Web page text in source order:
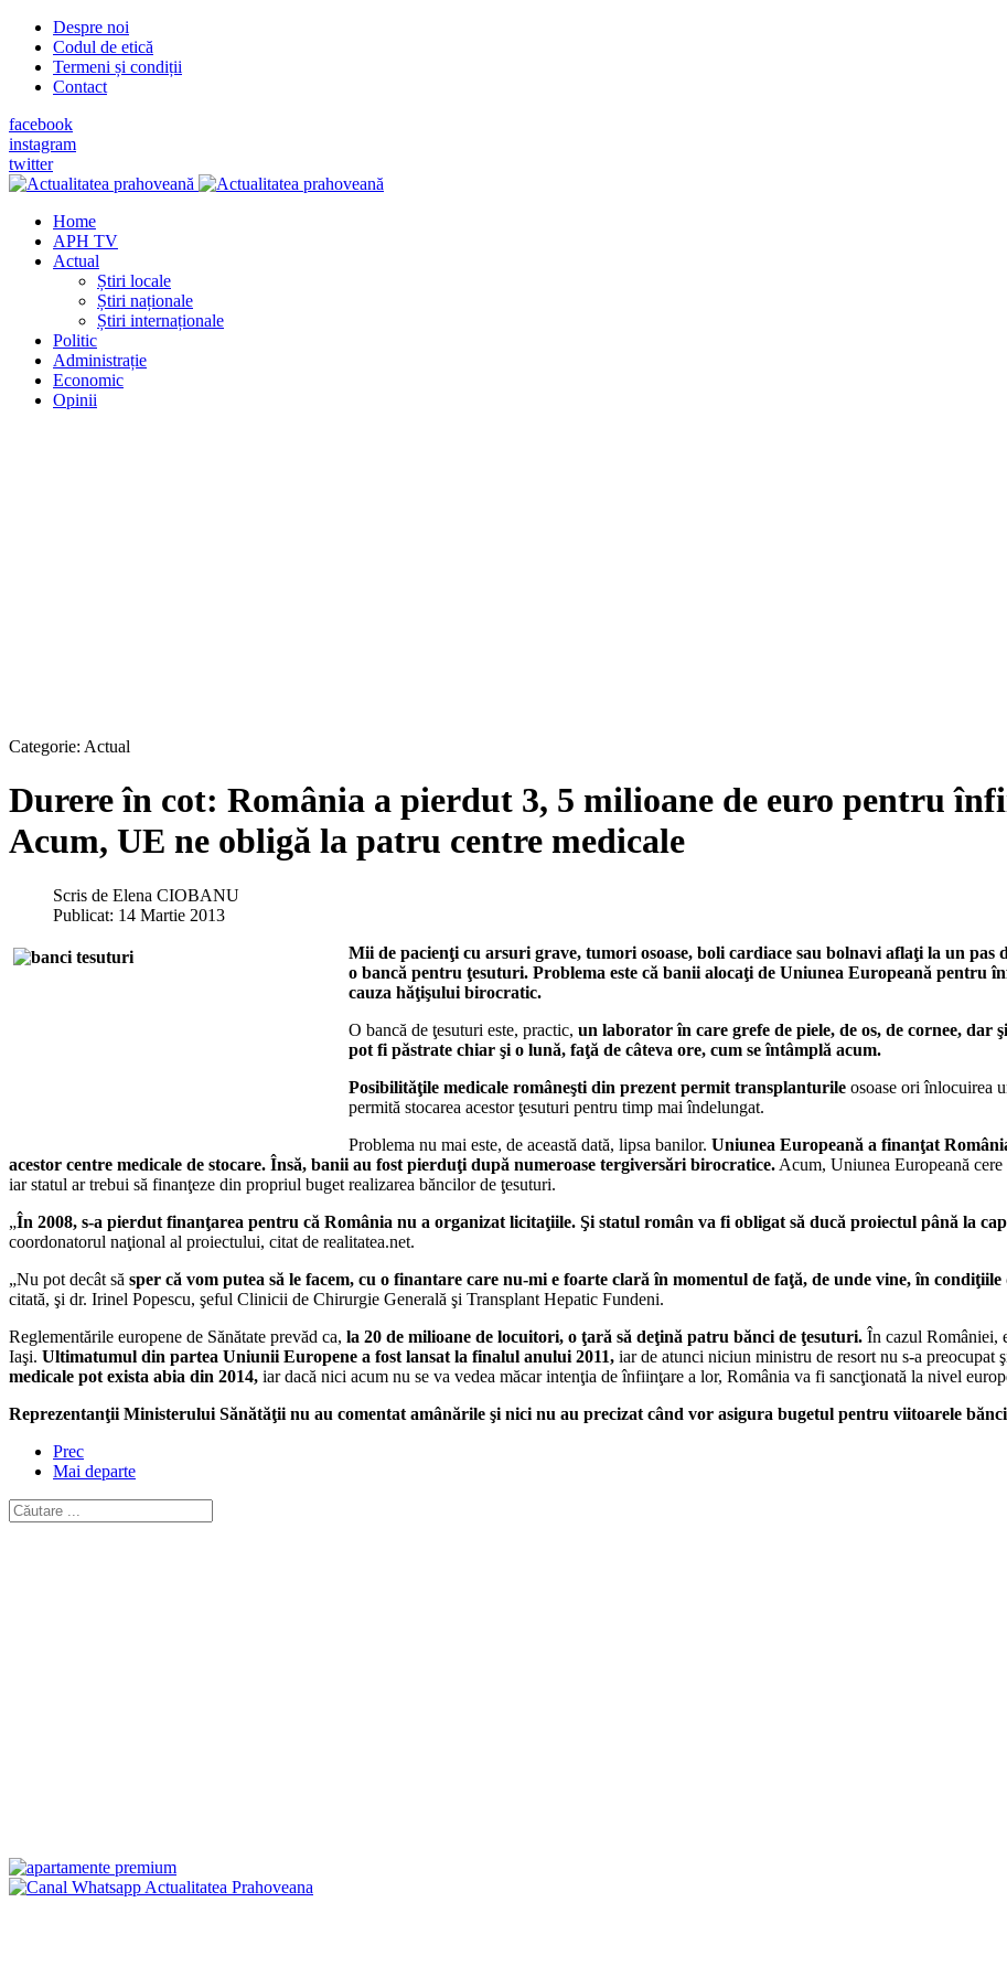
Despre noi
Codul de etică
Termeni și condiții
Contact
facebook
instagram
twitter
Home
APH TV
Actual
Știri locale
Știri naționale
Știri internaționale
Politic
Administrație
Economic
Opinii
Categorie: Actual
Durere în cot: România a pierdut 3, 5 milioane de euro pentru
Acum, UE ne obligă la patru centre medicale
Scris de Elena CIOBANU
Publicat: 14 Martie 2013
Mii de pacienţi cu arsuri grave, tumori osoase, boli cardiace sau bolnavi aflaţi la un
o bancă pentru ţesuturi. Problema este că banii alocaţi de Uniunea Europeană pentru
cauza hăţişului birocratic.
O bancă de ţesuturi este, practic, un laborator în care grefe de piele, de os, de cornee, dar
pot fi păstrate chiar şi o lună, faţă de câteva ore, cum se întâmplă acum.
Posibilităţile medicale româneşti din prezent permit transplanturile osoase ori înlocuirea
permită stocarea acestor ţesuturi pentru timp mai îndelungat.
Problema nu mai este, de această dată, lipsa banilor. Uniunea Europeană a finanţat
acestor centre medicale de stocare. Însă, banii au fost pierduţi după numeroase tergiversări birocratice. Acum, Uniunea Europeană
iar statul ar trebui să finanţeze din propriul buget realizarea băncilor de ţesuturi.
„În 2008, s-a pierdut finanţarea pentru că România nu a organizat licitaţiile. Şi statul român va fi obligat să ducă proiectul până la
coordonatorul naţional al proiectului, citat de realitatea.net.
„Nu pot decât să sper că vom putea să le facem, cu o finantare care nu-mi e foarte clară în momentul de faţă, de unde vine, în
citată, şi dr. Irinel Popescu, şeful Clinicii de Chirurgie Generală şi Transplant Hepatic Fundeni.
Reglementările europene de Sănătate prevăd ca, la 20 de milioane de locuitori, o ţară să deţină patru bănci de ţesuturi. În cazul României,
Iaşi. Ultimatumul din partea Uniunii Europene a fost lansat la finalul anului 2011, iar de atunci niciun ministru de resort nu s-a preocupat
medicale pot exista abia din 2014, iar dacă nici acum nu se va vedea măcar intenţia de înfiinţare a lor, România va fi sancţionată la nivel
Reprezentanţii Ministerului Sănătăţii nu au comentat amânările şi nici nu au precizat când vor asigura bugetul pentru viitoarele bănci
Prec
Mai departe